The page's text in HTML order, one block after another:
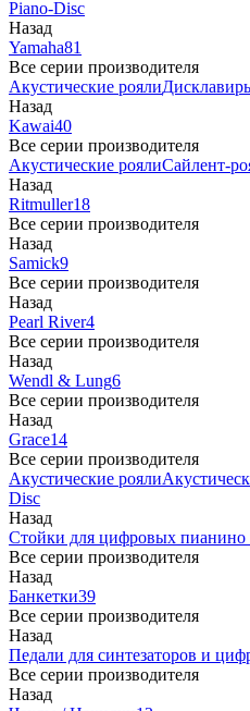
Piano-Disc
Назад
Yamaha81
Все серии производителя
Акустические рояли
Назад
Kawai40
Все серии производителя
Акустические роялиСайлент-
Назад
Ritmuller18
Все серии производителя
Назад
Samick9
Все серии производителя
Назад
Pearl River4
Все серии производителя
Назад
Wendl & Lung6
Все серии производителя
Назад
Grace14
Все серии производителя
Акустические рояли
Disc
Назад
Стойки для цифровых пианино
Все серии производителя
Назад
Банкетки39
Все серии производителя
Назад
Педали для синтезаторов и
Все серии производителя
Назад